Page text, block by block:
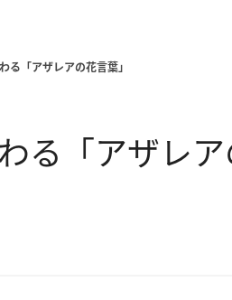
る「アザレアの花言葉」
る「アザレア